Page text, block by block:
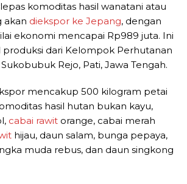
komoditas hasil wanatani atau
akan diekspor ke Jepang, dengan
ekonomi mencapai Rp989 juta. Ini
produksi dari Kelompok Perhutanan
Sukobubuk Rejo, Pati, Jawa Tengah.
mencakup 500 kilogram petai
hasil hutan bukan kayu,
cabai rawit orange, cabai merah
hijau, daun salam, bunga pepaya,
muda rebus, dan daun singkong